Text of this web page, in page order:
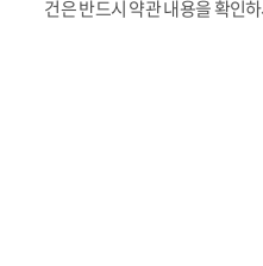
건은 반드시 약관 내용을 확인